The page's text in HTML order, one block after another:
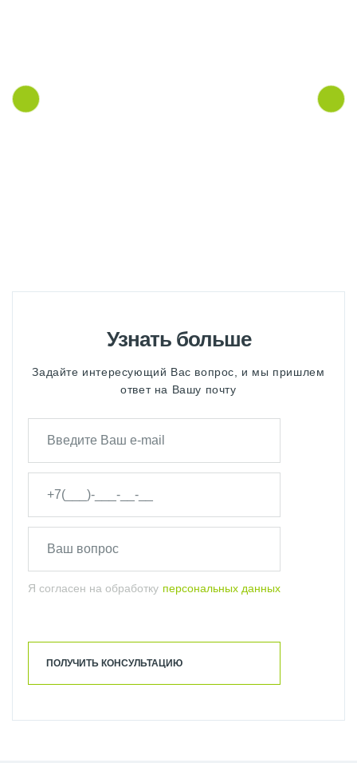
Узнать больше
Задайте интересующий Вас вопрос, и мы пришлем
ответ на Вашу почту
Я согласен на обработку персональных данных
ПОЛУЧИТЬ КОНСУЛЬТАЦИЮ